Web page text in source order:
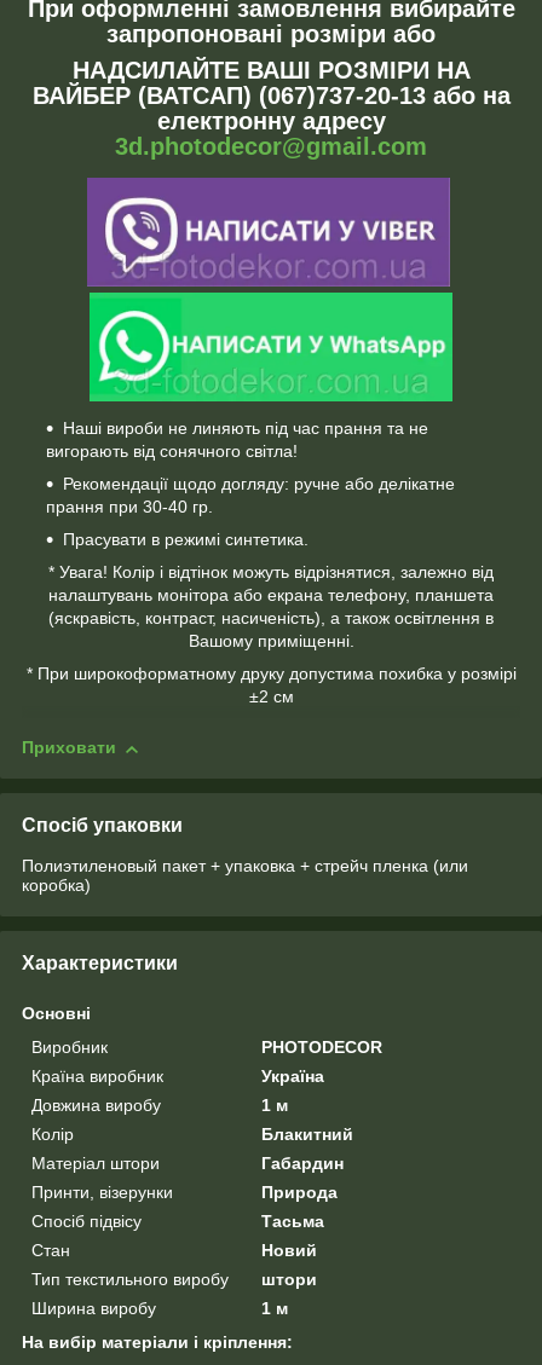
При оформленні замовлення вибирайте
запропоновані розміри або
НАДСИЛАЙТЕ ВАШІ РОЗМІРИ НА
ВАЙБЕР (ВАТСАП) (067)737-20-13 або на
електронну адресу
3d.photodecor@gmail.com
Наші вироби не линяють під час прання та не
вигорають від сонячного світла!
Рекомендації щодо догляду: ручне або делікатне
прання при 30-40 гр.
Прасувати в режимі синтетика.
* Увага! Колір і відтінок можуть відрізнятися, залежно від
налаштувань монітора або екрана телефону, планшета
(яскравість, контраст, насиченість), а також освітлення в
Вашому приміщенні.
* При широкоформатному друку допустима похибка у розмірі
±2 см
Приховати
Спосіб упаковки
Полиэтиленовый пакет + упаковка + стрейч пленка (или
коробка)
Характеристики
Основні
Виробник
PHOTODECOR
Країна виробник
Україна
Довжина виробу
1 м
Колір
Блакитний
Матеріал штори
Габардин
Принти, візерунки
Природа
Спосіб підвісу
Тасьма
Стан
Новий
Тип текстильного виробу
штори
Ширина виробу
1 м
На вибір матеріали і кріплення: